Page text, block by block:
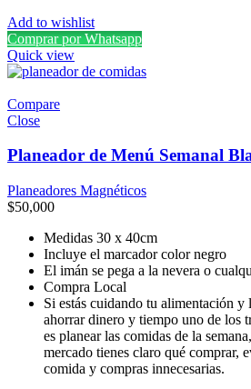
Add to wishlist
Comprar por Whatsapp
Quick view
Compare
Close
Planeador de Menú Semanal
Planeadores Magnéticos
$50,000
Medidas 30 x 40cm
Incluye el marcador color negro
El imán se pega a la nevera o
Compra Local
Si estás cuidando tu alimentación
ahorrar dinero y tiempo uno de los
es planear las comidas de la
mercado tienes claro qué comprar,
comida y compras innecesarias.